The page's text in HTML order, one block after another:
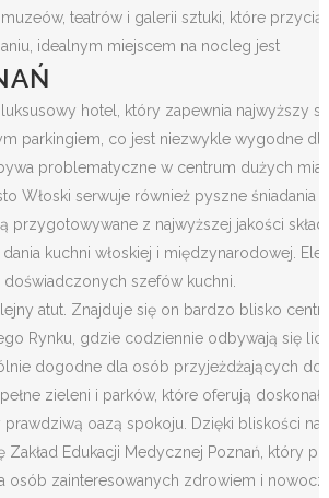
teatrów i galerii sztuki, które
idealnym miejscem na nocleg jest
luksusowy hotel, który zapewnia najwyższy
parkingiem, co jest niezwykle wygodne
problematyczne w centrum dużych
Włoski serwuje również pyszne
przygotowywane z najwyższej jakości
kuchni włoskiej i międzynarodowej.
szefów kuchni.
atut. Znajduje się on bardzo blisko
Rynku, gdzie codziennie odbywają się
dogodne dla osób przyjeżdżających do
zieleni i parków, które oferują
oazą spokoju. Dzięki bliskości
Zakład Edukacji Medycznej Poznań, który
osób zainteresowanych zdrowiem i